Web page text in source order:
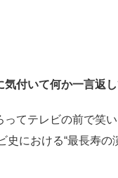
付いて何か一言返し
てテレビの前で笑
における“最長寿の